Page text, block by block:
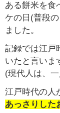
ある餅米を食
ケの日(普段
ました。
記録では江戸
いたと言いま
(現代人は、
江戸時代の人
あっさりした